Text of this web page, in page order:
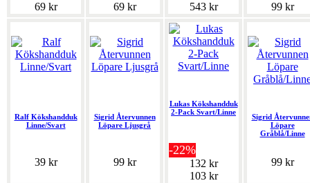
69 kr 69 kr 543 kr 99 kr
Ralf Kökshandduk
Linne/Svart
39 kr
Sigrid Återvunnen
Löpare Ljusgrå
99 kr
Lukas Kökshandduk
2-Pack Svart/Linne
-22%
132 kr
103 kr
Sigrid
Löpare
Gråblå/Linne
99 kr